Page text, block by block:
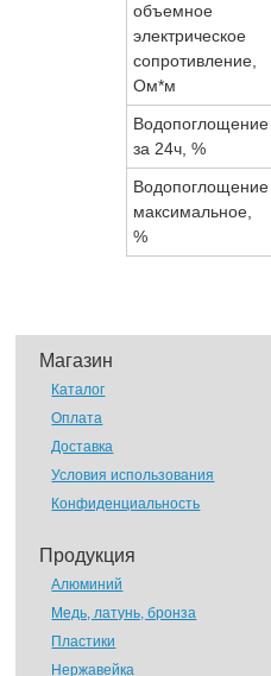
объемное
электрическое
сопротивление,
Ом*м
Водопоглощение
за 24ч, %
Водопоглощение
максимальное,
%
Магазин
Каталог
Оплата
Доставка
Условия использования
Конфиденциальность
Продукция
Алюминий
Медь, латунь, бронза
Пластики
Нержавейка